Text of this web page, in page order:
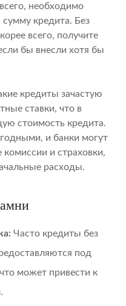
необходимо
кредита. Без
всего, получите
бы внесли хотя бы
кредиты зачастую
ставки, что в
стоимость кредита.
и банки могут
и страховки,
расходы.
Часто кредиты без
под
может привести к